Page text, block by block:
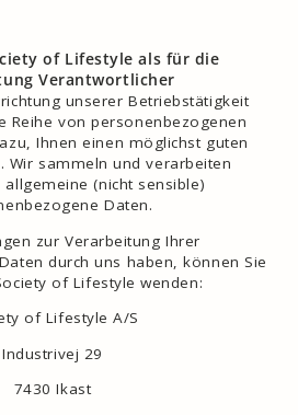
of Lifestyle als für die
Verantwortlicher
unserer Betriebstätigkeit
Reihe von personenbezogenen
Ihnen einen möglichst guten
Wir sammeln und verarbeiten
allgemeine (nicht sensible)
Daten.
zur Verarbeitung Ihrer
durch uns haben, können Sie
of Lifestyle wenden:
of Lifestyle A/S
Industrivej 29
7430 Ikast